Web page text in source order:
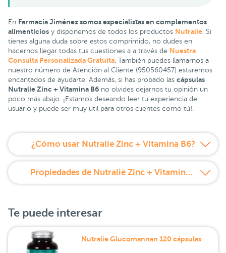
En Farmacia Jiménez somos especialistas en complementos
alimenticios y disponemos de todos los productos Nutralie. Si
tienes alguna duda sobre estos comprimido, no dudes en
hacernos llegar todas tus cuestiones a a través de Nuestra
Consulta Personalizada Gratuita. También puedes llamarnos a
nuestro número de Atención al Cliente (950560457) estaremos
encantados de ayudarte. Además, si has probado las cápsulas
Nutralie Zinc + Vitamina B6 no olvides dejarnos tu opinión un
poco más abajo. ¡Estamos deseando leer tu experiencia de
usuario y puede ser muy útil para otros clientes como tú!.
¿Cómo usar Nutralie Zinc + Vitamina B6?
Propiedades de Nutralie Zinc + Vitamina B6
Te puede interesar
Nutralie Glucomannan 120 cápsulas